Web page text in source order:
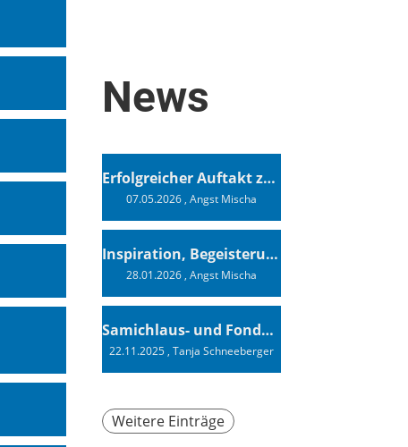
News
Erfolgreicher Auftakt zur Swiss Sailing Challenge League 2026
07.05.2026, Angst Mischa
Inspiration, Begeisterung - Ein Vortrag von Vendée-Globe-Finisher Oliver Heer
28.01.2026, Angst Mischa
Samichlaus- und Fonduabend
22.11.2025, Tanja Schneeberger
Weitere Einträge